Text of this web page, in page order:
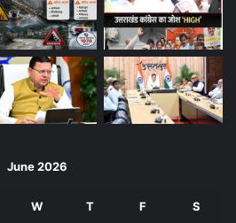
June 2026
W T F S